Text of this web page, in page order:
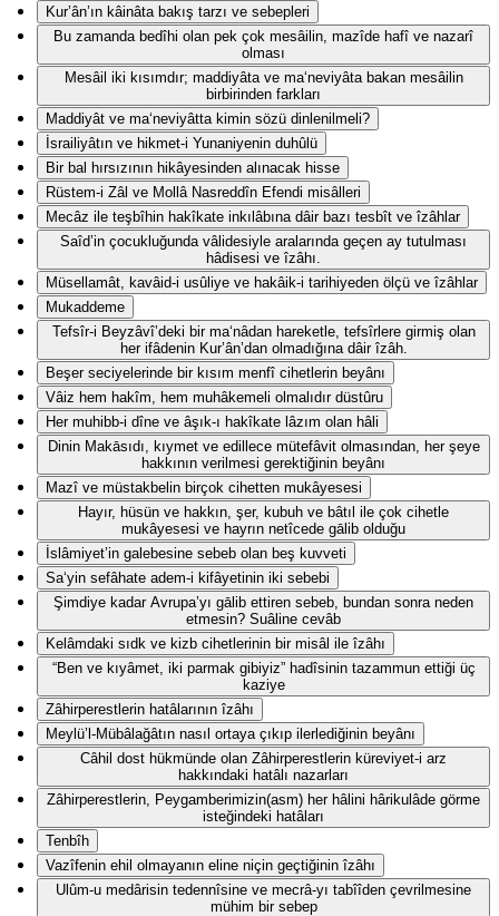
Kur’ân’ın kâinâta bakış tarzı ve sebepleri
Bu zamanda bedîhi olan pek çok mesâilin, mazîde hafî ve nazarî
olması
Mesâil iki kısımdır; maddiyâta ve ma‘neviyâta bakan mesâilin
birbirinden farkları
Maddiyât ve ma‘neviyâtta kimin sözü dinlenilmeli?
İsrailiyâtın ve hikmet-i Yunaniyenin duhûlü
Bir bal hırsızının hikâyesinden alınacak hisse
Rüstem-i Zâl ve Mollâ Nasreddîn Efendi misâlleri
Mecâz ile teşbîhin hakîkate inkılâbına dâir bazı tesbît ve îzâhlar
Saîd’in çocukluğunda vâlidesiyle aralarında geçen ay tutulması
hâdisesi ve îzâhı.
Müsellamât, kavâid-i usûliye ve hakâik-i tarihiyeden ölçü ve îzâhlar
Mukaddeme
Tefsîr-i Beyzâvî’deki bir ma‘nâdan hareketle, tefsîrlere girmiş olan
her ifâdenin Kur’ân’dan olmadığına dâir îzâh.
Beşer seciyelerinde bir kısım menfî cihetlerin beyânı
Vâiz hem hakîm, hem muhâkemeli olmalıdır düstûru
Her muhibb-i dîne ve âşık-ı hakîkate lâzım olan hâli
Dinin Makāsıdı, kıymet ve edillece mütefâvit olmasından, her şeye
hakkının verilmesi gerektiğinin beyânı
Mazî ve müstakbelin birçok cihetten mukâyesesi
Hayır, hüsün ve hakkın, şer, kubuh ve bâtıl ile çok cihetle
mukâyesesi ve hayrın netîcede gālib olduğu
İslâmiyet’in galebesine sebeb olan beş kuvveti
Sa‘yin sefâhate adem-i kifâyetinin iki sebebi
Şimdiye kadar Avrupa’yı gālib ettiren sebeb, bundan sonra neden
etmesin? Suâline cevâb
Kelâmdaki sıdk ve kizb cihetlerinin bir misâl ile îzâhı
“Ben ve kıyâmet, iki parmak gibiyiz” hadîsinin tazammun ettiği üç
kaziye
Zâhirperestlerin hatâlarının îzâhı
Meylü’l-Mübâlağâtın nasıl ortaya çıkıp ilerlediğinin beyânı
Câhil dost hükmünde olan Zâhirperestlerin küreviyet-i arz
hakkındaki hatâlı nazarları
Zâhirperestlerin, Peygamberimizin(asm) her hâlini hârikulâde görme
isteğindeki hatâları
Tenbîh
Vazîfenin ehil olmayanın eline niçin geçtiğinin îzâhı
Ulûm-u medârisin tedennîsine ve mecrâ-yı tabîîden çevrilmesine
mühim bir sebep